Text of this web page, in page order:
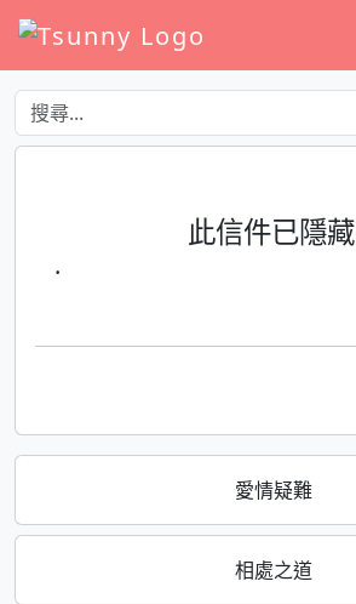
愛情疑難
相處之道
此信件已隱藏
·